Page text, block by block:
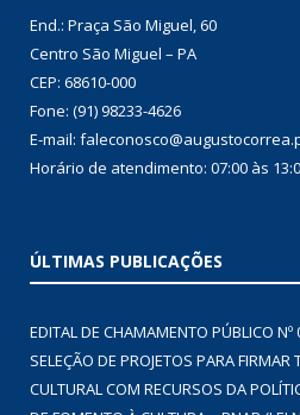
End.: Praça São Miguel, 60
Centro São Miguel – PA
CEP: 68610-000
Fone: (91) 98233-4626
E-mail:
Horário de atendimento: 07:00 às
ÚLTIMAS PUBLICAÇÕES
EDITAL DE CHAMAMENTO PÚBLICO
SELEÇÃO DE PROJETOS PARA FIRMAR
CULTURAL COM RECURSOS DA